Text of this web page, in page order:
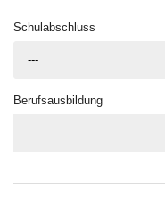
Schulabschluss
---
Berufsausbildung